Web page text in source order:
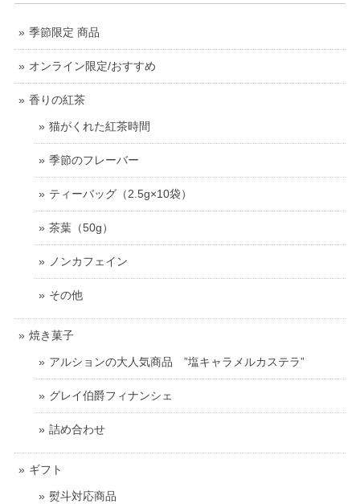
季節限定 商品
オンライン限定/おすすめ
香りの紅茶
猫がくれた紅茶時間
季節のフレーバー
ティーバッグ（2.5g×10袋）
茶葉（50g）
ノンカフェイン
その他
焼き菓子
アルションの大人気商品 ”塩キャラメルカステラ”
グレイ伯爵フィナンシェ
詰め合わせ
ギフト
熨斗対応商品